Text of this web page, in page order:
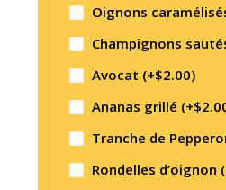
Oignons
Champignons
Avocat (+$2.00)
Ananas grillé (+$
Tranche de
Rondelles d’oignon